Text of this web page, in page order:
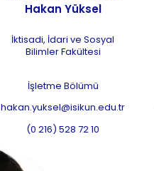
Hakan Yüksel
İktisadi, İdari ve Sosyal
Bilimler Fakültesi
İşletme Bölümü
hakan.yuksel@isikun.edu.tr
(0 216) 528 72 10